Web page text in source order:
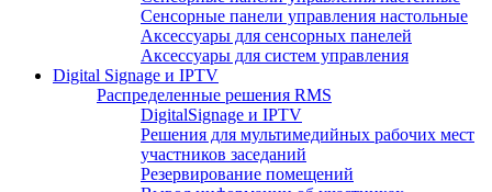
Сенсорные панели управления настольные
Аксессуары для сенсорных панелей
Аксессуары для систем управления
Digital Signage и IPTV
Распределенные решения RMS
DigitalSignage и IPTV
Решения для мультимедийных рабочих мест
участников заседаний
Резервирование помещений